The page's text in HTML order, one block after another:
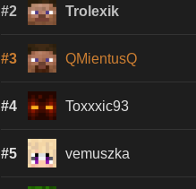
#2 Trolexik
#3 QMientusQ
#4 Toxxxic93
#5 vemuszka